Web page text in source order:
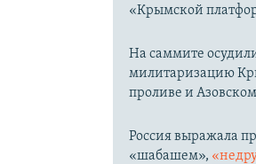
«Крымской
На саммите
милитаризацию
проливе и
Россия выражала
«шабашем»,